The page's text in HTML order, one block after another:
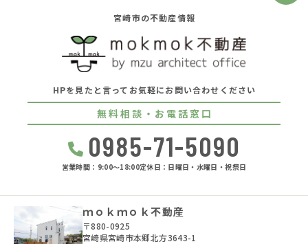
宮崎市の不動産情報
HPを見たと言ってお気軽にお問い合わせください
無料相談・お電話窓口
0985-71-5090
営業時間：9:00〜18:00定休日：日曜日・水曜日・祝祭日
ｍｏｋｍｏｋ不動産
〒880-0925
宮崎県宮崎市本郷北方3643-1